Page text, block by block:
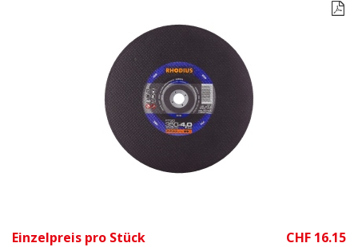

Einzelpreis pro Stück CHF 16.15